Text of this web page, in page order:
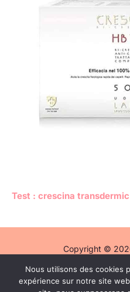
Test : crescina
Copyright ©
Politique de
Nous utilisons des cookies
expérience sur notre site